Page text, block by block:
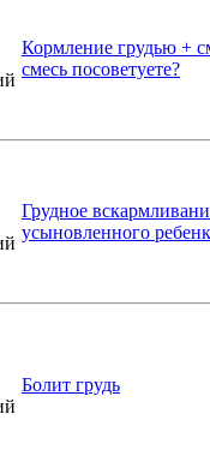
Кормление грудью +
смесь посоветуете?
Грудное
усыновленного
Болит грудь